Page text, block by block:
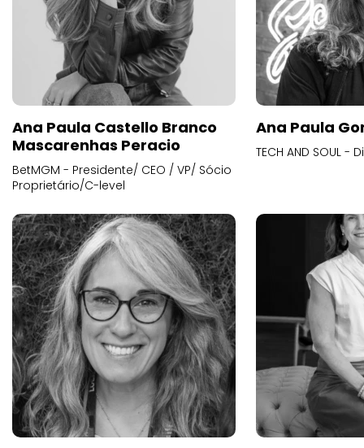
Ana Paula Castello Branco
Mascarenhas Peracio
BetMGM - Presidente/ CEO / VP/ Sócio
Proprietário/C-level
Ana Paula
TECH AND SOUL